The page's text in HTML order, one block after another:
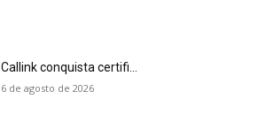
Callink conquista certifi...
6 de agosto de 2026